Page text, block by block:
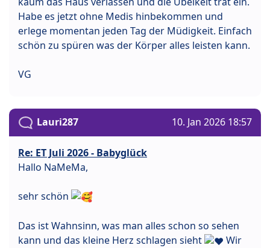
Habe es jetzt ohne Medis hinbekommen und
erlege momentan jeden Tag der Müdigkeit. Einfach
schön zu spüren was der Körper alles leisten kann.
VG
Lauri287 10. Jan 2026 18:57
Re: ET Juli 2026 - Babyglück
Hallo NaMeMa,
sehr schön
Das ist Wahnsinn, was man alles schon so sehen
kann und das kleine Herz schlagen sieht
Wir